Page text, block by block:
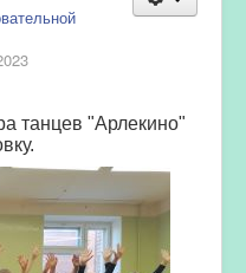
танцев "Арлекино"